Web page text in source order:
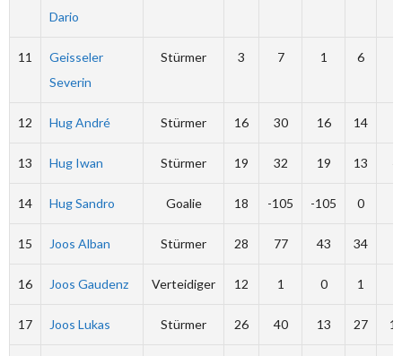
Dario
11
Geisseler
Severin
Stürmer 3 7 1 6
12 Hug André Stürmer 16 30 16 14
13 Hug Iwan Stürmer 19 32 19 13
14 Hug Sandro Goalie 18 -105 -105 0
15 Joos Alban Stürmer 28 77 43 34
16 Joos Gaudenz Verteidiger 12 1 0 1
17 Joos Lukas Stürmer 26 40 13 27